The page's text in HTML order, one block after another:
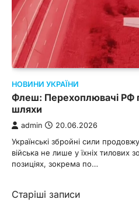
НОВИНИ УКРАЇНИ
Флеш: Перехоплювачі РФ
шляхи
admin 20.06.2026
Українські збройні сили
війська не лише у їхніх тилових
позиціях, зокрема по…
Навігація
Старіші записи